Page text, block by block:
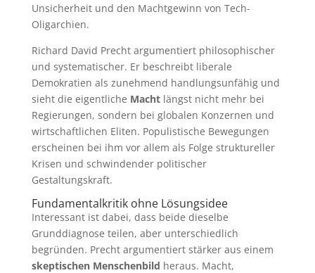
Unsicherheit und den Machtgewinn von Tech-
Oligarchien.
Richard David Precht argumentiert philosophischer
und systematischer. Er beschreibt liberale
Demokratien als zunehmend handlungsunfähig und
sieht die eigentliche Machtlängst nicht mehr bei
Regierungen, sondern bei globalen Konzernen und
wirtschaftlichen Eliten. Populistische Bewegungen
erscheinen bei ihm vor allem als Folge struktureller
Krisen und schwindender politischer
Gestaltungskraft.
Fundamentalkritik ohne Lösungsidee
Interessant ist dabei, dass beide dieselbe
Grunddiagnose teilen, aber unterschiedlich
begründen. Precht argumentiert stärker aus einem
skeptischen Menschenbild heraus. Macht,